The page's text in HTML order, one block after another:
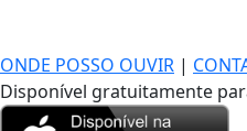
ONDE POSSO OUVIR |
Disponível gratuitamente